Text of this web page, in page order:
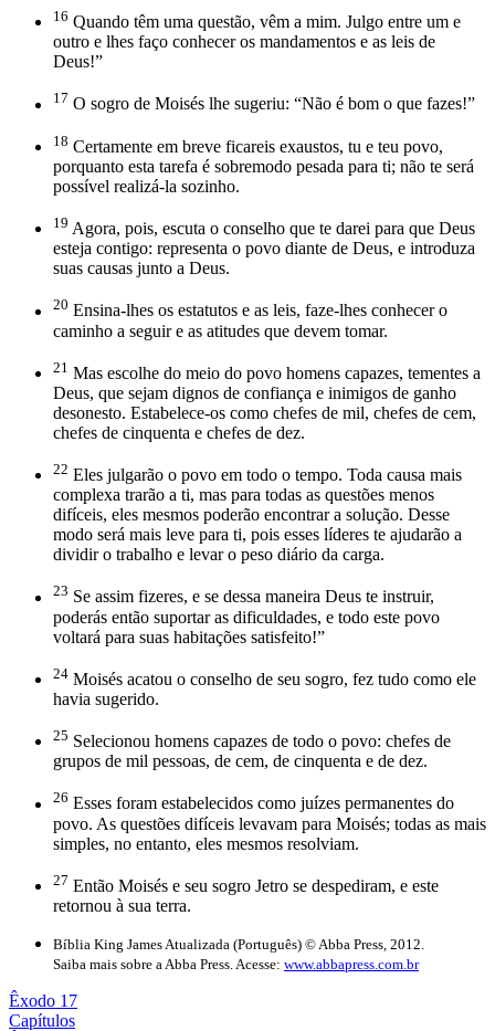
16 Quando têm uma questão, vêm a mim. Julgo entre um e
outro e lhes faço conhecer os mandamentos e as leis de
Deus!”
17 O sogro de Moisés lhe sugeriu: “Não é bom o que fazes!”
18 Certamente em breve ficareis exaustos, tu e teu povo,
porquanto esta tarefa é sobremodo pesada para ti; não te será
possível realizá-la sozinho.
19 Agora, pois, escuta o conselho que te darei para que Deus
esteja contigo: representa o povo diante de Deus, e introduza
suas causas junto a Deus.
20 Ensina-lhes os estatutos e as leis, faze-lhes conhecer o
caminho a seguir e as atitudes que devem tomar.
21 Mas escolhe do meio do povo homens capazes, tementes a
Deus, que sejam dignos de confiança e inimigos de ganho
desonesto. Estabelece-os como chefes de mil, chefes de cem,
chefes de cinquenta e chefes de dez.
22 Eles julgarão o povo em todo o tempo. Toda causa mais
complexa trarão a ti, mas para todas as questões menos
difíceis, eles mesmos poderão encontrar a solução. Desse
modo será mais leve para ti, pois esses líderes te ajudarão a
dividir o trabalho e levar o peso diário da carga.
23 Se assim fizeres, e se dessa maneira Deus te instruir,
poderás então suportar as dificuldades, e todo este povo
voltará para suas habitações satisfeito!”
24 Moisés acatou o conselho de seu sogro, fez tudo como ele
havia sugerido.
25 Selecionou homens capazes de todo o povo: chefes de
grupos de mil pessoas, de cem, de cinquenta e de dez.
26 Esses foram estabelecidos como juízes permanentes do
povo. As questões difíceis levavam para Moisés; todas as mais
simples, no entanto, eles mesmos resolviam.
27 Então Moisés e seu sogro Jetro se despediram, e este
retornou à sua terra.
Bíblia King James Atualizada (Português) © Abba Press, 2012.
Saiba mais sobre a Abba Press. Acesse: www.abbapress.com.br
Êxodo 17
Capítulos